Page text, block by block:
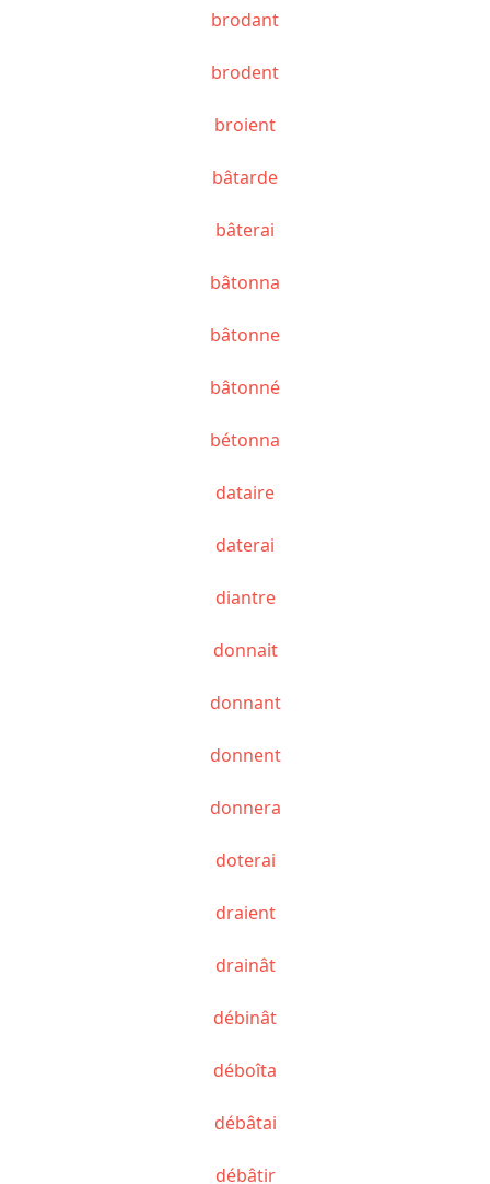
brodant
brodent
broient
bâtarde
bâterai
bâtonna
bâtonne
bâtonné
bétonna
dataire
daterai
diantre
donnait
donnant
donnent
donnera
doterai
draient
drainât
débinât
déboîta
débâtai
débâtir